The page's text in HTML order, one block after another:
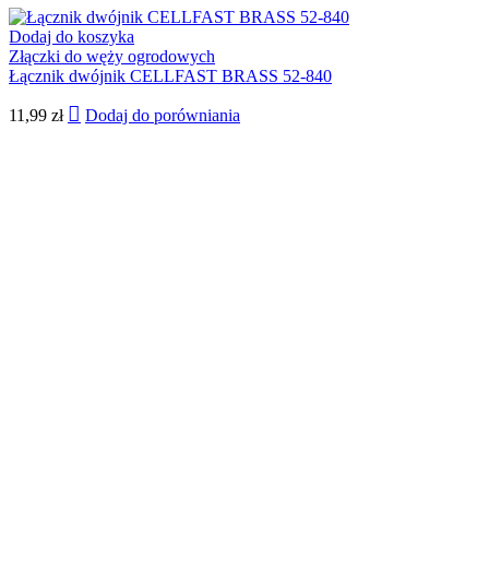
Dodaj do koszyka
Złączki do węży ogrodowych
Łącznik dwójnik CELLFAST BRASS 52-840
11,99 zł Dodaj do porówniania